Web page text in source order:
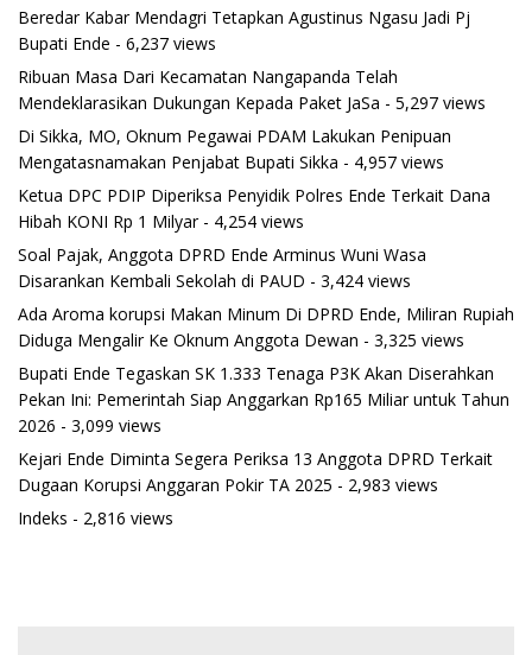
Beredar Kabar Mendagri Tetapkan Agustinus Ngasu Jadi Pj
Bupati Ende - 6,237 views
Ribuan Masa Dari Kecamatan Nangapanda Telah
Mendeklarasikan Dukungan Kepada Paket JaSa - 5,297 views
Di Sikka, MO, Oknum Pegawai PDAM Lakukan Penipuan
Mengatasnamakan Penjabat Bupati Sikka - 4,957 views
Ketua DPC PDIP Diperiksa Penyidik Polres Ende Terkait Dana
Hibah KONI Rp 1 Milyar- 4,254 views
Soal Pajak, Anggota DPRD Ende Arminus Wuni Wasa
Disarankan Kembali Sekolah di PAUD - 3,424 views
Ada Aroma korupsi Makan Minum Di DPRD Ende, Miliran Rupiah
Diduga Mengalir Ke Oknum Anggota Dewan - 3,325 views
Bupati Ende Tegaskan SK 1.333 Tenaga P3K Akan Diserahkan
Pekan Ini: Pemerintah Siap Anggarkan Rp165 Miliar untuk Tahun
2026 - 3,099 views
Kejari Ende Diminta Segera Periksa 13 Anggota DPRD Terkait
Dugaan Korupsi Anggaran Pokir TA 2025 - 2,983 views
Indeks - 2,816 views